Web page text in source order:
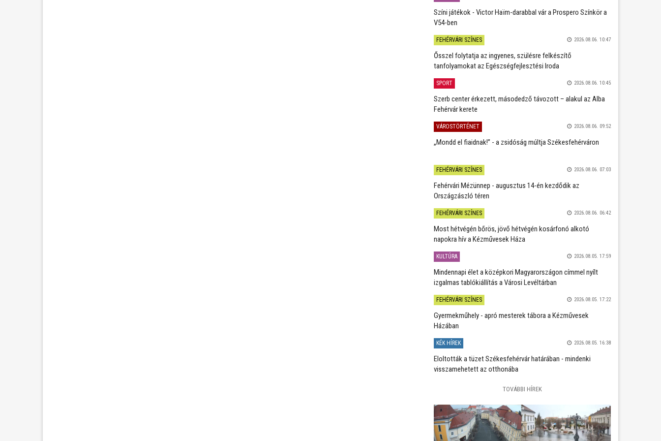
Színi játékok - Victor Haïm-darabbal vár a Prospero Színkör a
V54-ben
FEHÉRVÁRI SZÍNES 2026.08.06. 10:47
Ősszel folytatja az ingyenes, szülésre felkészítő
tanfolyamokat az Egészségfejlesztési Iroda
SPORT 2026.08.06. 10:45
Szerb center érkezett, másodedző távozott – alakul az Alba
Fehérvár kerete
VÁROSTÖRTÉNET 2026.08.06. 09:52
„Mondd el fiaidnak!” - a zsidóság múltja Székesfehérváron
FEHÉRVÁRI SZÍNES 2026.08.06. 07:03
Fehérvári Mézünnep - augusztus 14-én kezdődik az
Országzászló téren
FEHÉRVÁRI SZÍNES 2026.08.06. 06:42
Most hétvégén bőrös, jövő hétvégén kosárfonó alkotó
napokra hív a Kézművesek Háza
KULTÚRA 2026.08.05. 17:59
Mindennapi élet a középkori Magyarországon címmel nyílt
izgalmas tablókiállítás a Városi Levéltárban
FEHÉRVÁRI SZÍNES 2026.08.05. 17:22
Gyermekműhely - apró mesterek tábora a Kézművesek
Házában
KÉK HÍREK 2026.08.05. 16:38
Eloltották a tüzet Székesfehérvár határában - mindenki
visszamehetett az otthonába
TOVÁBBI HÍREK